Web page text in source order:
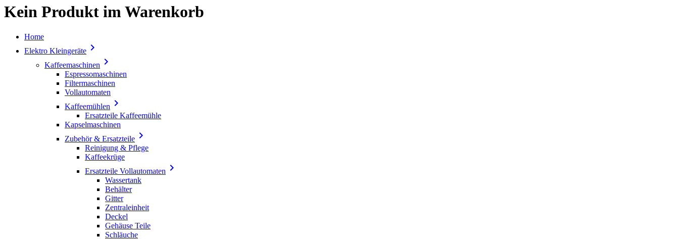
Kein Produkt im Warenkorb
Home
Elektro Kleingeräte 
Kaffeemaschinen 
Espressomaschinen
Filtermaschinen
Vollautomaten
Kaffeemühlen 
Ersatzteile Kaffeemühle
Kapselmaschinen
Zubehör & Ersatzteile 
Reinigung & Pflege
Kaffeekrüge
Ersatzteile Vollautomaten 
Wassertank
Behälter
Gitter
Zentraleinheit
Deckel
Gehäuse Teile
Schläuche